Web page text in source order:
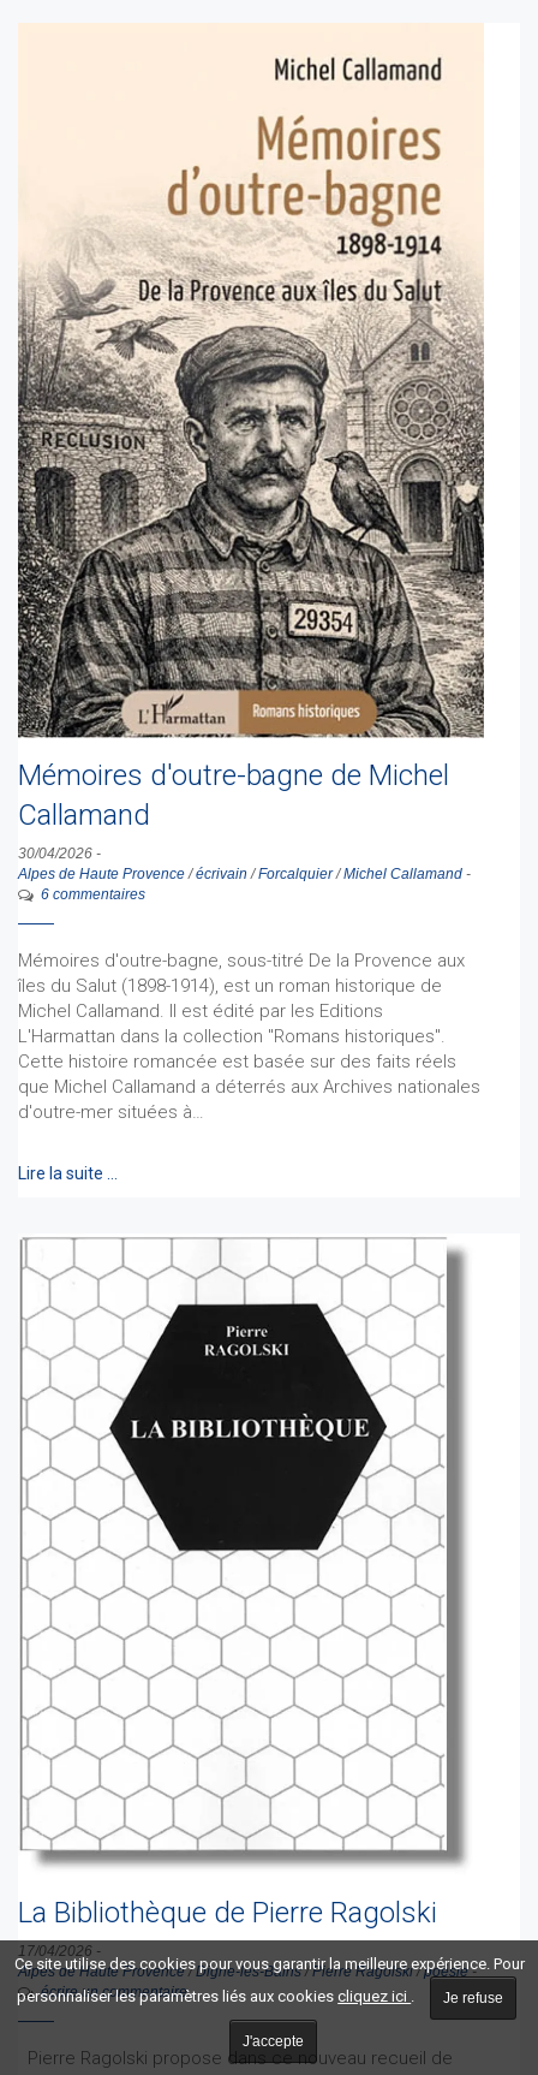
Mémoires d'outre-bagne de Michel
Callamand
30/04/2026 -
Alpes de Haute Provence/écrivain /Forcalquier/Michel Callamand -
6 commentaires
Mémoires d'outre-bagne, sous-titré De la Provence aux
îles du Salut (1898-1914), est un roman historique de
Michel Callamand. Il est édité par les Editions
L'Harmattan dans la collection "Romans historiques".
Cette histoire romancée est basée sur des faits réels
que Michel Callamand a déterrés aux Archives nationales
d'outre-mer situées à…
Lire la suite …
La Bibliothèque de Pierre Ragolski
17/04/2026 -
Alpes de Haute Provence/Digne-les-Bains/Pierre Ragolski/poésie-
écrire un commentaire
Pierre Ragolski propose dans ce nouveau recueil de
Ce site utilise des cookies pour vous garantir la meilleure expérience. Pour
personnaliser les paramètres liés aux cookiescliquez ici . Je refuse
J'accepte